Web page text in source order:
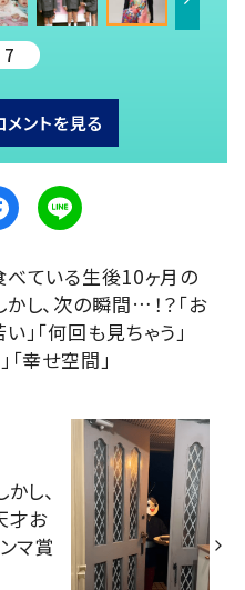
ントを見る
べている生後10ヶ月の
し、次の瞬間…！？「お
」「何回も見ちゃう」
「幸せ空間」
し、
才お
マ賞